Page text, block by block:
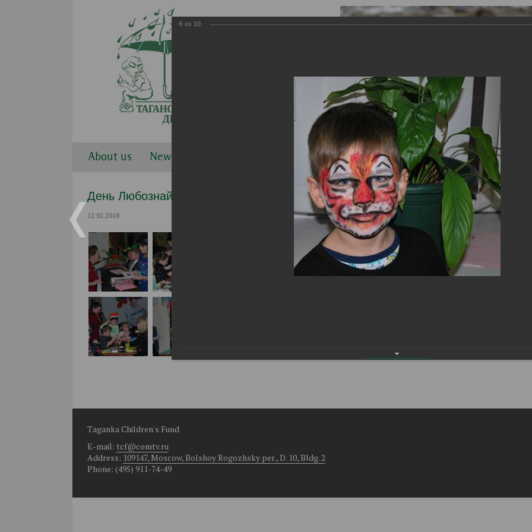
About us News Gallery Theater "Taganka Shed" Contacts
День Любознайки 2 февраля 2018
12.02.2018
Taganka Children's Fund
E-mail: tcf@comtv.ru
Address: 109147, Moscow, Bolshoy Rogozhsky per., D. 10, Bldg. 2
Phone: (495) 911-74-49
6 из 10